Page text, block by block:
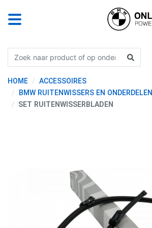
HOME
ACCESSOIRES
BMW RUITENWISSERS EN ONDERDELEN
SET RUITENWISSERBLADEN